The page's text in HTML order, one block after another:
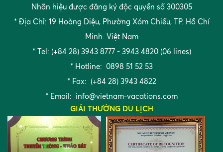
Nhãn hiệu được đăng ký độc quyền số 300305
* Địa Chỉ: 19 Hoàng Diệu, Phường Xóm Chiếu, TP. Hồ Chí
Minh. Việt Nam
* Tel: (+84 28) 3943 8777 - 3943 4820 (06 lines)
* Hotline: 0898 51 52 53
* Fax: (+84 28) 3943 4822
* Email: info@vietnam-vacations.com
GIẢI THƯỞNG DU LỊCH